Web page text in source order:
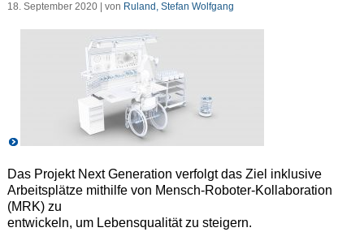
18. September 2020 | von Ruland, Stefan Wolfgang
Das Projekt Next Generation verfolgt das Ziel inklusive
Arbeitsplätze mithilfe von Mensch-Roboter-Kollaboration
(MRK) zu
entwickeln, um Lebensqualität zu steigern.